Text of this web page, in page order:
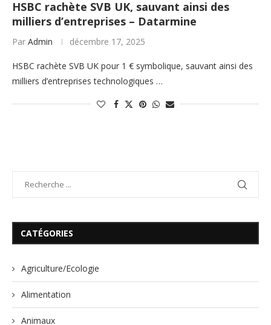
HSBC rachète SVB UK, sauvant ainsi des
milliers d’entreprises – Datarmine
Par Admin décembre 17, 2025
HSBC rachète SVB UK pour 1 € symbolique, sauvant ainsi des
milliers d’entreprises technologiques …
CATÉGORIES
Agriculture/Ecologie
Alimentation
Animaux